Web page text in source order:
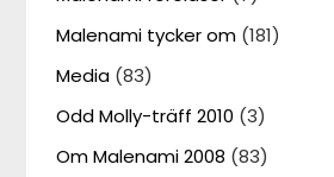
Malenami tycker om (181)
Media (83)
Odd Molly-träff 2010 (3)
Om Malenami 2008 (83)